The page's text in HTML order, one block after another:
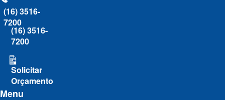
(16) 3516-
7200
(16) 3516-
7200
Solicitar
Orçamento
Menu